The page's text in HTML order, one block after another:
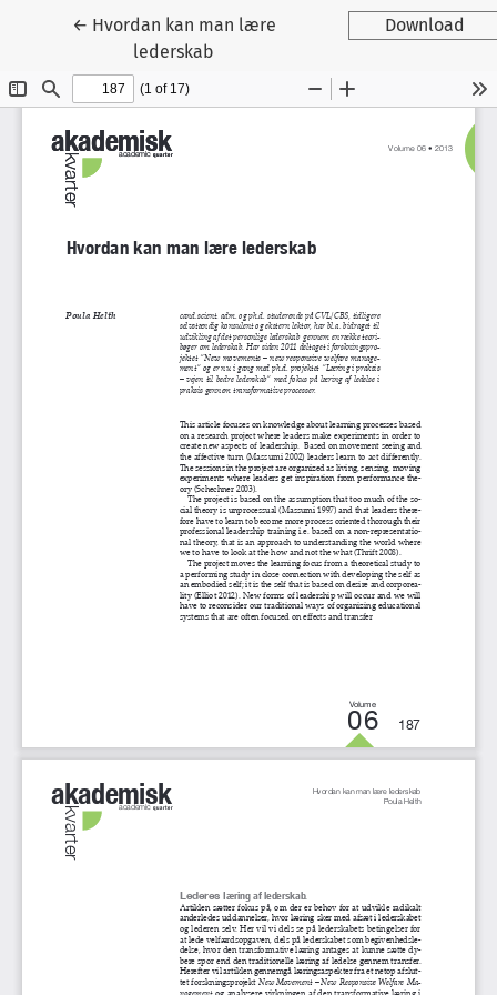
← Tilbage til artikeldetaljer
Hvordan kan man lære
lederskab
Download